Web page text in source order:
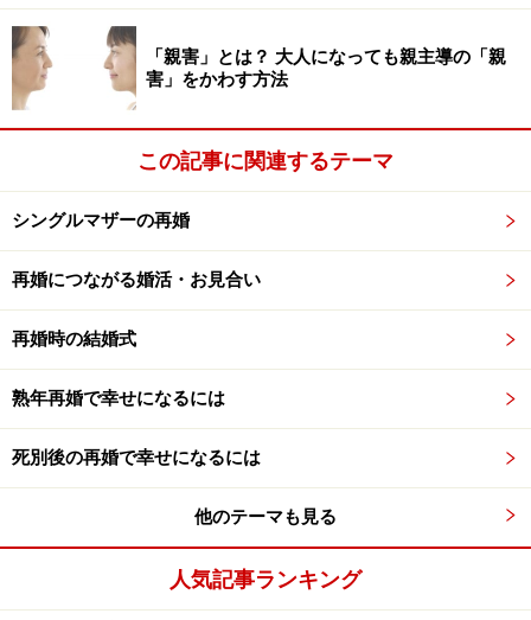
そんなとき、Aさんにやさしく声をかけてきたのが詐欺
師のBでした。彼は年下でなかなかのイケメンで、会社
経営者ということでした。Bさんとは
彼の方がどんどん押してくるタイプということもあっ
て、ついつい彼の情熱に負けほどなくいい関係になりま
かりその気になり2人でマンションを見に行きました。
何件かまわった後で良い物件が見つかったのでそこに決
めたそうです。
マンションの賃貸契約は彼の名義ですることになったの
で、「一緒に住むのだからこのくらいなら払っておく
か」と思い彼の口座に50万振り込みました。
結果、その日から連絡が取れなくなったそうです。それ
だけではなく、すべての連絡先が使えなくなったそうで
「親害」とは？ 大人になっても親主導の「親
害」をかわす方法
この記事に関連するテーマ
シングルマザーの再婚
再婚につながる婚活・お見合い
再婚時の結婚式
熟年再婚で幸せになるには
死別後の再婚で幸せになるには
他のテーマも見る
人気記事ランキング